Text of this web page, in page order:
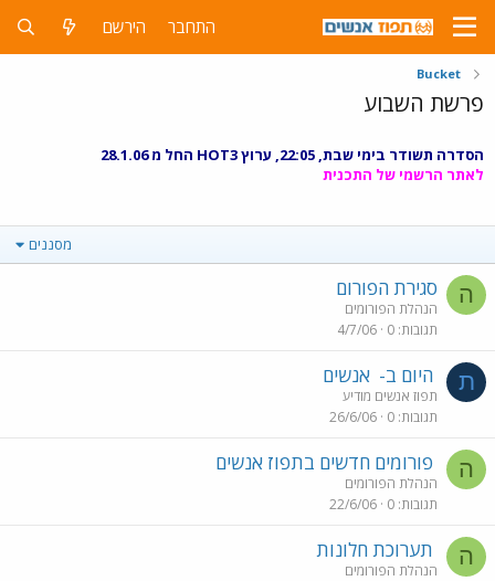
התחבר הירשם
Bucket
פרשת השבוע
הסדרה תשודר בימי שבת, 22:05, ערוץ HOT3 החל מ 28.1.06
לאתר הרשמי של התכנית
מסננים
ה סגירת הפורום
הנהלת הפורומים
תגובות 0
4/7/06
ת היום ב- אנשים
תפוז אנשים מודיע
תגובות 0
26/6/06
ה פורומים חדשים בתפוז אנשים
הנהלת הפורומים
תגובות 0
22/6/06
ה תערוכת חלונות
הנהלת הפורומים